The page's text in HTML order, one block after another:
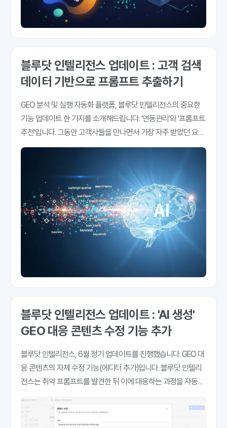
블루닷 인텔리전스 업데이트 : 고객 검색
데이터 기반으로 프롬프트 추출하기
GEO 분석 및 실행 자동화 플랫폼, 블루닷 인텔리전스의 중요한
기능 업데이트 한 가지를 소개해드립니다. '연동관리'와 '프롬프트
추천'입니다. 그동안 고객사들을 만나면서 가장 자주 받았던 요청
사항 중 하나를 꼽자면 '프롬프트는 어떻게 만들어야 하나요'입니
블루닷 인텔리전스 업데이트 : 'AI 생성'
GEO 대응 콘텐츠 수정 기능 추가
블루닷 인텔리전스, 6월 정기 업데이트를 진행했습니다. GEO 대
응 콘텐츠의 자체 수정 기능(에디터 추가)입니다. 블루닷 인텔리
전스는 취약 프롬프트를 발견한 뒤 이에 대응하는 과정을 자동화
률이 기준에 미달하는 프롬프트를 말하는데요. 즉시 콘텐츠 대응